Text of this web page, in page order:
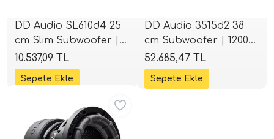
Arac Baslari)
DD Audio SL610d4 25
cm Slim Subwoofer |
1000W RMS | 3000W
Peak | 4+4 Ohm |
SPLHIFI
10.537,09 TL
DD Audio 3515d2 38
cm Subwoofer | 1200W
RMS | 4800W Peak |
2+2 Ohm | SPLHIFI
52.685,47 TL